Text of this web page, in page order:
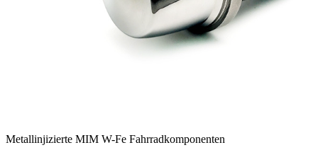
Metallinjizierte MIM W-Fe Fahrradkomponenten